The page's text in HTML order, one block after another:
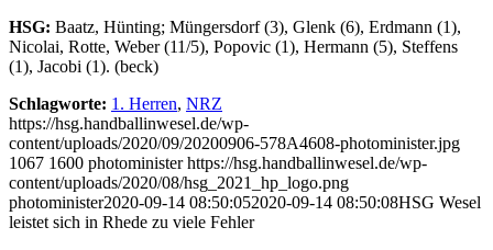
HSG: Baatz, Hünting; Müngersdorf (3), Glenk (6), Erdmann (1),
Nicolai, Rotte, Weber (11/5), Popovic (1), Hermann (5), Steffens
(1), Jacobi (1). (beck)
Schlagworte: 1. Herren, NRZ
https://hsg.handballinwesel.de/wp-
content/uploads/2020/09/20200906-578A4608-photominister.jpg
1067 1600 photominister https://hsg.handballinwesel.de/wp-
content/uploads/2020/08/hsg_2021_hp_logo.png
photominister2020-09-14 08:50:052020-09-14 08:50:08HSG Wesel
leistet sich in Rhede zu viele Fehler